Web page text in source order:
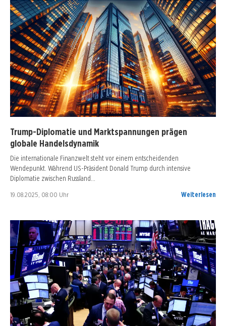
Trump-Diplomatie und Marktspannungen prägen
globale Handelsdynamik
Die internationale Finanzwelt steht vor einem entscheidenden
Wendepunkt. Während US-Präsident Donald Trump durch intensive
Diplomatie zwischen Russland…
19.08.2025, 08:00 Uhr Weiterlesen